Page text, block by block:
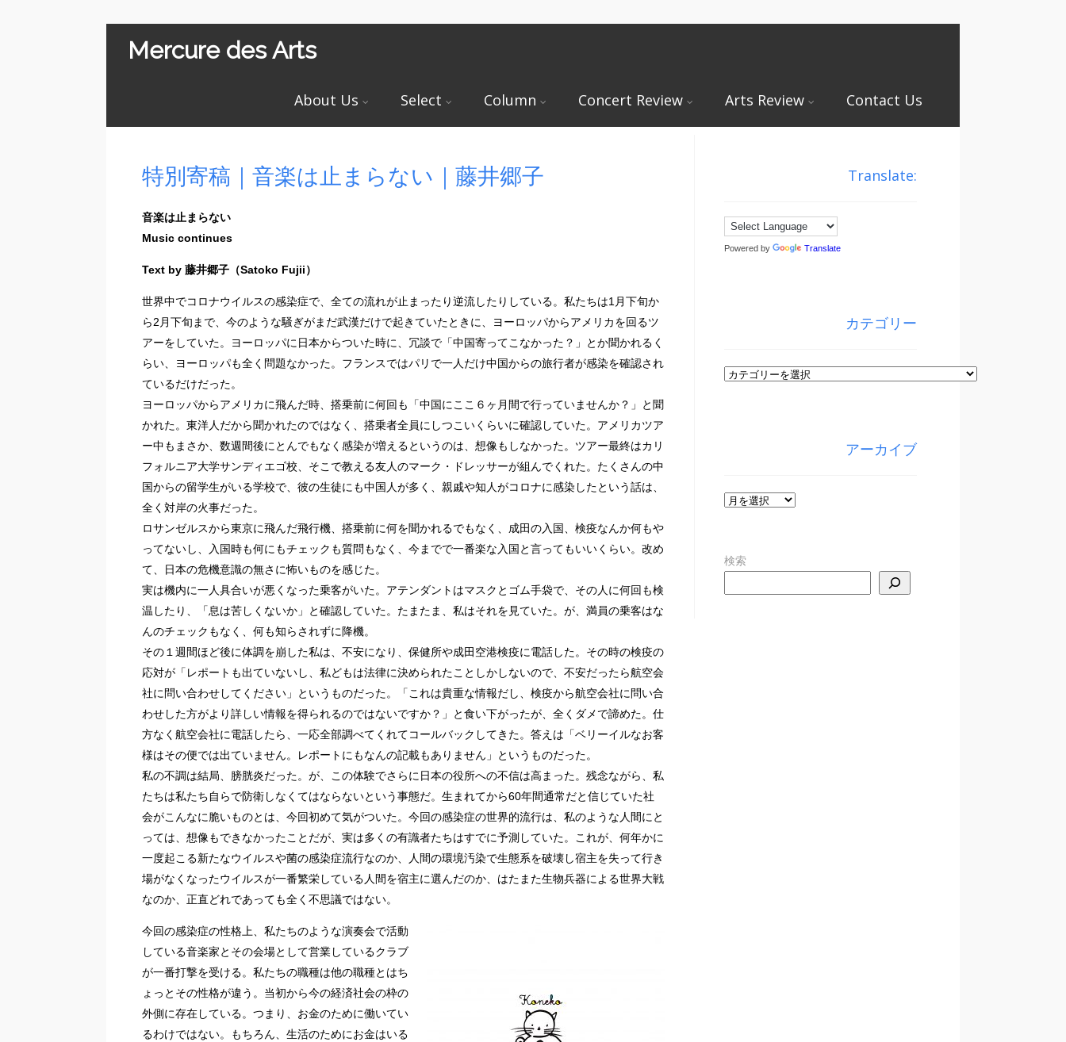
Mercure des Arts
About Us Select Column Concert Review Arts Review Contact Us
特別寄稿｜音楽は止まらない｜藤井郷子
音楽は止まらない
Music continues
Text by 藤井郷子（Satoko Fujii）
世界中でコロナウイルスの感染症で、全ての流れが止まったり逆流したりしている。私たちは1月下旬か
ら2月下旬まで、今のような騒ぎがまだ武漢だけで起きていたときに、ヨーロッパからアメリカを回るツ
アーをしていた。ヨーロッパに日本からついた時に、冗談で「中国寄ってこなかった？」とか聞かれるく
らい、ヨーロッパも全く問題なかった。フランスではパリで一人だけ中国からの旅行者が感染を確認され
ているだけだった。
ヨーロッパからアメリカに飛んだ時、搭乗前に何回も「中国にここ６ヶ月間で行っていませんか？」と聞
かれた。東洋人だから聞かれたのではなく、搭乗者全員にしつこいくらいに確認していた。アメリカツア
ー中もまさか、数週間後にとんでもなく感染が増えるというのは、想像もしなかった。ツアー最終はカリ
フォルニア大学サンディエゴ校、そこで教える友人のマーク・ドレッサーが組んでくれた。たくさんの中
国からの留学生がいる学校で、彼の生徒にも中国人が多く、親戚や知人がコロナに感染したという話は、
全く対岸の火事だった。
ロサンゼルスから東京に飛んだ飛行機、搭乗前に何を聞かれるでもなく、成田の入国、検疫なんか何もや
ってないし、入国時も何にもチェックも質問もなく、今までで一番楽な入国と言ってもいいくらい。改め
て、日本の危機意識の無さに怖いものを感じた。
実は機内に一人具合いが悪くなった乗客がいた。アテンダントはマスクとゴム手袋で、その人に何回も検
温したり、「息は苦しくないか」と確認していた。たまたま、私はそれを見ていた。が、満員の乗客はな
んのチェックもなく、何も知らされずに降機。
その１週間ほど後に体調を崩した私は、不安になり、保健所や成田空港検疫に電話した。その時の検疫の
応対が「レポートも出ていないし、私どもは法律に決められたことしかしないので、不安だったら航空会
社に問い合わせしてください」というものだった。「これは貴重な情報だし、検疫から航空会社に問い合
わせした方がより詳しい情報を得られるのではないですか？」と食い下がったが、全くダメで諦めた。仕
方なく航空会社に電話したら、一応全部調べてくれてコールバックしてきた。答えは「ベリーイルなお客
様はその便では出ていません。レポートにもなんの記載もありません」というものだった。
私の不調は結局、膀胱炎だった。が、この体験でさらに日本の役所への不信は高まった。残念ながら、私
たちは私たち自らで防衛しなくてはならないという事態だ。生まれてから60年間通常だと信じていた社
会がこんなに脆いものとは、今回初めて気がついた。今回の感染症の世界的流行は、私のような人間にと
っては、想像もできなかったことだが、実は多くの有識者たちはすでに予測していた。これが、何年かに
一度起こる新たなウイルスや菌の感染症流行なのか、人間の環境汚染で生態系を破壊し宿主を失って行き
場がなくなったウイルスが一番繁栄している人間を宿主に選んだのか、はたまた生物兵器による世界大戦
なのか、正直どれであっても全く不思議ではない。
今回の感染症の性格上、私たちのような演奏会で活動
している音楽家とその会場として営業しているクラブ
が一番打撃を受ける。私たちの職種は他の職種とはち
ょっとその性格が違う。当初から今の経済社会の枠の
外側に存在している。つまり、お金のために働いてい
るわけではない。もちろん、生活のためにお金はいる
Translate:
Powered by Translate
カテゴリー
カ
アーカイブ
ア
イ
検索